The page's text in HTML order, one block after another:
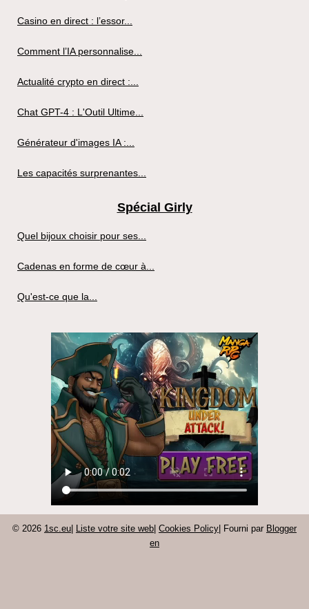
Casino en direct : l’essor...
Comment l’IA personnalise...
Actualité crypto en direct :...
Chat GPT-4 : L'Outil Ultime...
Générateur d'images IA :...
Les capacités surprenantes...
Spécial Girly
Quel bijoux choisir pour ses...
Cadenas en forme de cœur à...
Qu'est-ce que la...
© 2026 1sc.eu Liste votre site web Cookies Policy | Fourni par Blogger
en